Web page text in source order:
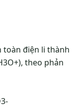
toàn điện li thành
theo phản